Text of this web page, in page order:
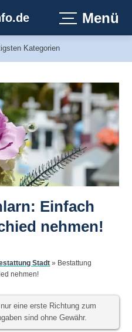
Menü
Kategorien
Einfach
nehmen!
Stadt » Bestattung
nehmen!
eine erste Richtung zum
sind ohne Gewähr.